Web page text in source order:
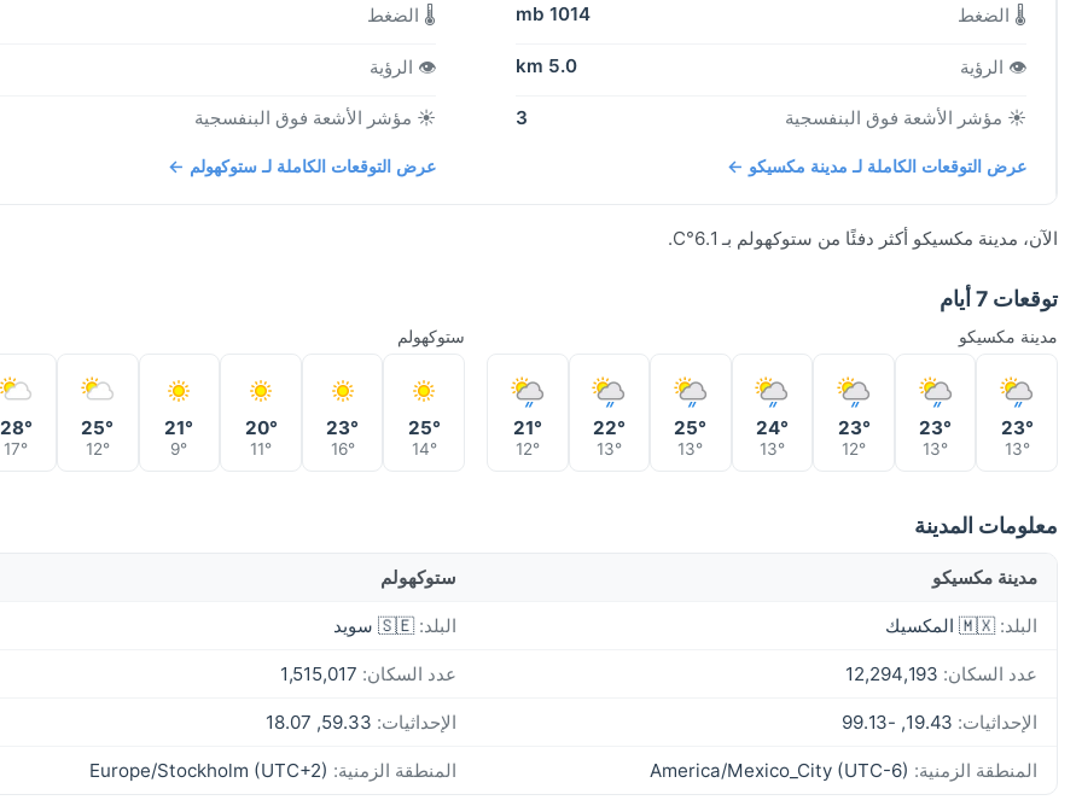
🌡️ الضغط 1014 mb
👁️ الرؤية 5.0 km
☀️ مؤشر الأشعة فوق البنفسجية 3
عرض التوقعات الكاملة لـ مدينة مكسيكو ←
🌡️ الضغط
👁️ الرؤية
☀️ مؤشر الأشعة فوق البنفسجية
عرض التوقعات الكاملة لـ ستوكهولم ←
الآن، مدينة مكسيكو أكثر دفئًا من ستوكهولم بـ 6.1°C.
توقعات 7 أيام
مدينة مكسيكو
23°
13°
23°
13°
23°
12°
24°
13°
25°
13°
22°
13°
21°
12°
ستوكهولم
25°
14°
23°
16°
20°
11°
21°
9°
25°
12°
28°
17°
معلومات المدينة
مدينة مكسيكو ستوكهولم
البلد: 🇲🇽 المكسيك البلد: 🇸🇪 سويد
عدد السكان: عدد السكان:
الإحداثيات: الإحداثيات:
المنطقة الزمنية: المنطقة الزمنية: